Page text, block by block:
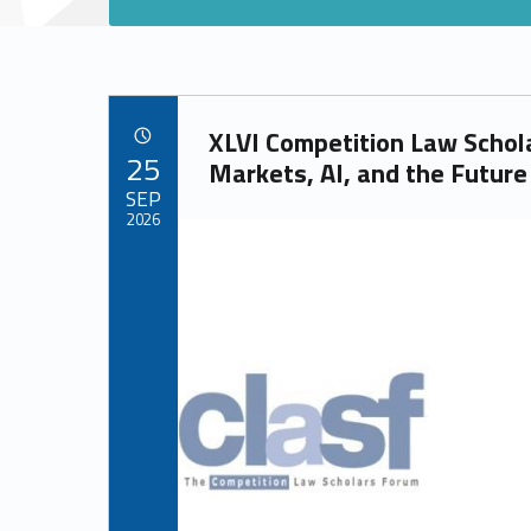
Link identifier archive #link-archive-38300
XLVI Competition Law
Markets, AI, and the
25
SEP
2026